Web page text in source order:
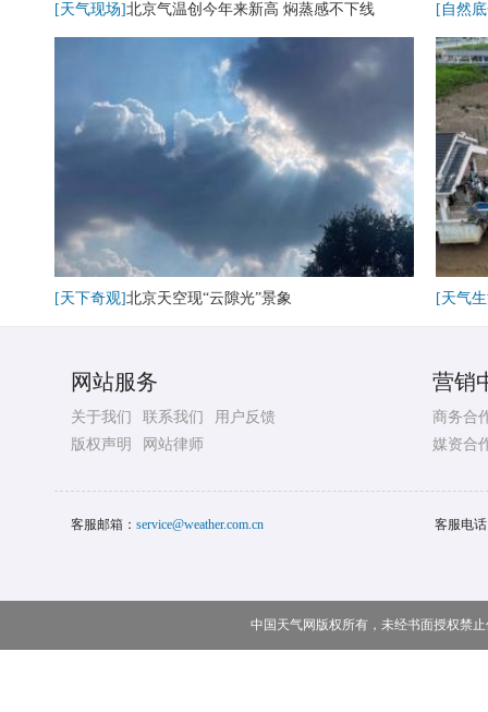
[天气现场]北京气温创今年来新高 焖蒸感不下线 [自然
[天下奇观]北京天空现“云隙光”景象 [天气
网站服务
关于我们 联系我们
用户反馈
版权声明
网站律师
营销
商务合
媒资合
客服邮箱： service@weather.com.cn 客服电
中国天气网版权所有，未经书面授权